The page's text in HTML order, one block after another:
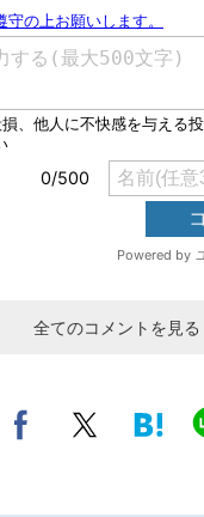
全てのコメントを見る